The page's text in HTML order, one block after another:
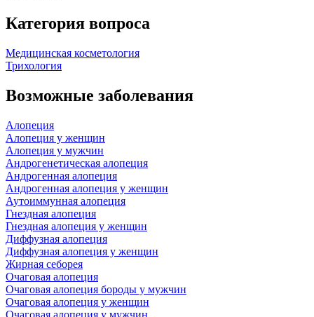
Категория вопроса
Медицинская косметология
Трихология
Возможные заболевания
Алопеция
Алопеция у женщин
Алопеция у мужчин
Андрогенетическая алопеция
Андрогенная алопеция
Андрогенная алопеция у женщин
Аутоиммунная алопеция
Гнездная алопеция
Гнездная алопеция у женщин
Диффузная алопеция
Диффузная алопеция у женщин
Жирная себорея
Очаговая алопеция
Очаговая алопеция бороды у мужчин
Очаговая алопеция у женщин
Очаговая алопеция у мужчин